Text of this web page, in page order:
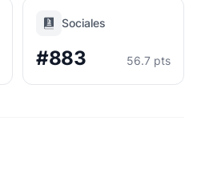
Sociales
#883 56.7 pts